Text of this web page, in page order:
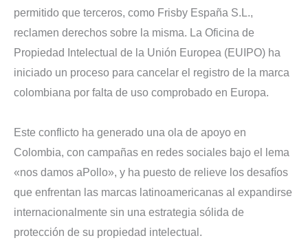
permitido que terceros, como Frisby España S.L.,
reclamen derechos sobre la misma. La Oficina de
Propiedad Intelectual de la Unión Europea (EUIPO) ha
iniciado un proceso para cancelar el registro de la marca
colombiana por falta de uso comprobado en Europa.
Este conflicto ha generado una ola de apoyo en
Colombia, con campañas en redes sociales bajo el lema
«nos damos aPollo», y ha puesto de relieve los desafíos
que enfrentan las marcas latinoamericanas al expandirse
internacionalmente sin una estrategia sólida de
protección de su propiedad intelectual.